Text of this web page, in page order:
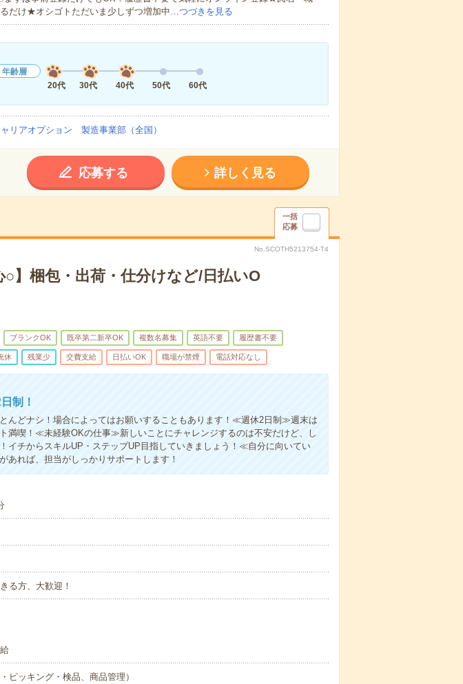
だけ★オシゴトただいま少しずつ増加中…つづきを見る
年齢層
20代
30代 40代 50代 60代
リアオプション 製造事業部（全国）
応募する 詳しく見る
一括
応募
No.SCOTH5213754-T4
○】梱包・出荷・仕分けなど/日払いO
ブランクOK 既卒第二新卒OK 複数名募集 英語不要 履歴書不要
休 残業少 交費支給 日払いOK 職場が禁煙 電話対応なし
制！
んどナシ！場合によってはお願いすることもあります！≪週休2日制≫週末は
満喫！≪未経験OKの仕事≫新しいことにチャレンジするのは不安だけど、し
イチからスキルUP・ステップUP目指していきましょう！≪自分に向いてい
あれば、担当がしっかりサポートします！
る方、大歓迎！
ピッキング・検品、商品管理）